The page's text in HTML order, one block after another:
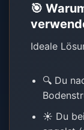
🎯
Ideale
🔍 Du
☀️ Du